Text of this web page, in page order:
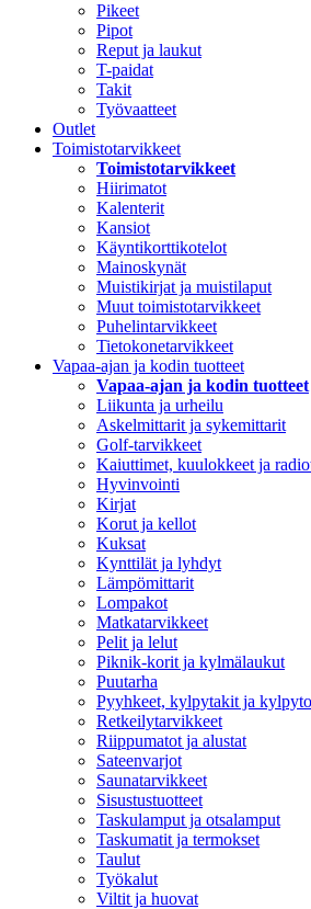
Pikeet
Pipot
Reput ja laukut
T-paidat
Takit
Työvaatteet
Outlet
Toimistotarvikkeet
Toimistotarvikkeet
Hiirimatot
Kalenterit
Kansiot
Käyntikorttikotelot
Mainoskynät
Muistikirjat ja muistilaput
Muut toimistotarvikkeet
Puhelintarvikkeet
Tietokonetarvikkeet
Vapaa-ajan ja kodin tuotteet
Vapaa-ajan ja kodin tuotteet
Liikunta ja urheilu
Askelmittarit ja sykemittarit
Golf-tarvikkeet
Kaiuttimet, kuulokkeet ja
Hyvinvointi
Kirjat
Korut ja kellot
Kuksat
Kynttilät ja lyhdyt
Lämpömittarit
Lompakot
Matkatarvikkeet
Pelit ja lelut
Piknik-korit ja kylmälaukut
Puutarha
Pyyhkeet, kylpytakit ja
Retkeilytarvikkeet
Riippumatot ja alustat
Sateenvarjot
Saunatarvikkeet
Sisustustuotteet
Taskulamput ja otsalamput
Taskumatit ja termokset
Taulut
Työkalut
Viltit ja huovat